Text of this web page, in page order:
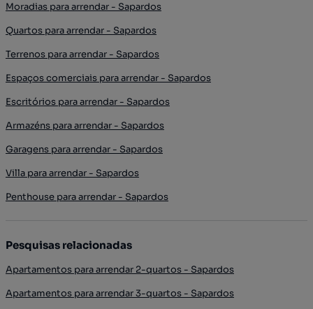
Moradias para arrendar - Sapardos
Quartos para arrendar - Sapardos
Terrenos para arrendar - Sapardos
Espaços comerciais para arrendar - Sapardos
Escritórios para arrendar - Sapardos
Armazéns para arrendar - Sapardos
Garagens para arrendar - Sapardos
Villa para arrendar - Sapardos
Penthouse para arrendar - Sapardos
Pesquisas relacionadas
Apartamentos para arrendar 2-quartos - Sapardos
Apartamentos para arrendar 3-quartos - Sapardos